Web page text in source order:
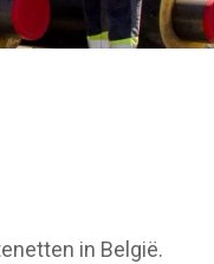
in België.